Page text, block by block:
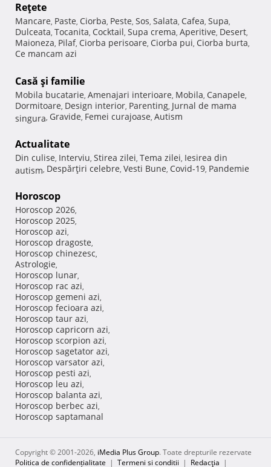
Reţete
Mancare, Paste, Ciorba, Peste, Sos, Salata, Cafea, Supa,
Dulceata, Tocanita, Cocktail, Supa crema, Aperitive, Desert,
Maioneza, Pilaf, Ciorba perisoare, Ciorba pui, Ciorba burta,
Ce mancam azi
Casă şi familie
Mobila bucatarie, Amenajari interioare, Mobila, Canapele,
Dormitoare, Design interior, Parenting, Jurnal de mama
singura, Gravide, Femei curajoase, Autism
Actualitate
Din culise, Interviu, Stirea zilei, Tema zilei, Iesirea din
autism, Despărţiri celebre, Vesti Bune, Covid-19, Pandemie
Horoscop
Horoscop 2026,
Horoscop 2025,
Horoscop azi,
Horoscop dragoste,
Horoscop chinezesc,
Astrologie,
Horoscop lunar,
Horoscop rac azi,
Horoscop gemeni azi,
Horoscop fecioara azi,
Horoscop taur azi,
Horoscop capricorn azi,
Horoscop scorpion azi,
Horoscop sagetator azi,
Horoscop varsator azi,
Horoscop pesti azi,
Horoscop leu azi,
Horoscop balanta azi,
Horoscop berbec azi,
Horoscop saptamanal
Copyright © 2001-2026, iMedia Plus Group. Toate drepturile rezervate
Politica de confidențialitate | Termeni si conditii | Redacţia |